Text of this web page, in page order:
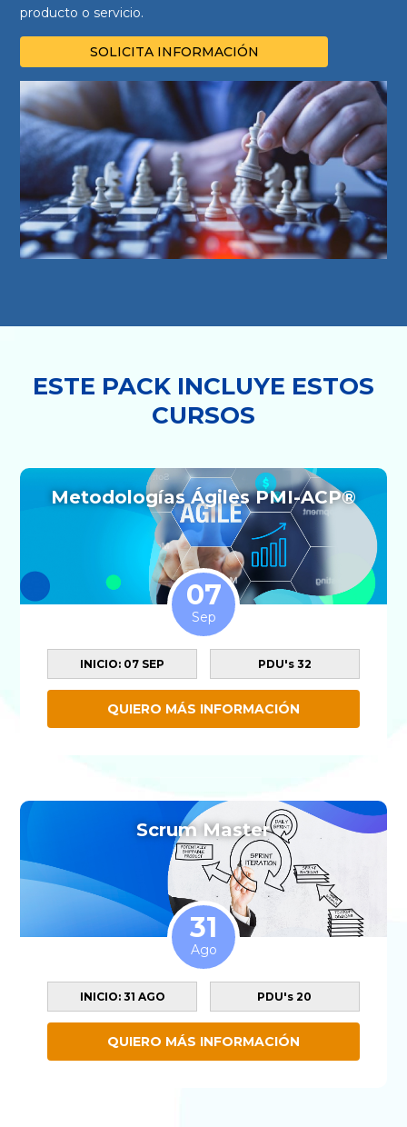
producto o servicio.
SOLICITA INFORMACIÓN
ESTE PACK INCLUYE ESTOS
CURSOS
07
Sep
Metodologías Ágiles PMI-ACP®
INICIO: 07 SEP PDU's 32
QUIERO MÁS INFORMACIÓN
31
Ago
Scrum Master
INICIO: 31 AGO PDU's 20
QUIERO MÁS INFORMACIÓN